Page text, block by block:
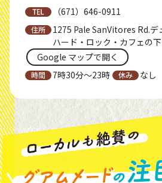
（671）646-0911
1275 Pale SanVitores Rd.デ
ハード・ロック・カフェの下
Google マップで開く
7時30分～23時
なし